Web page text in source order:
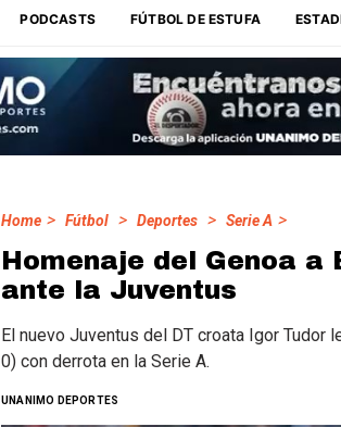
PODCASTS FÚTBOL DE ESTUFA
Home > Fútbol > Deportes > Serie A >
Homenaje del Genoa
ante la Juventus
El nuevo Juventus del DT croata Igor Tudor
0) con derrota en la Serie A.
UNANIMO DEPORTES